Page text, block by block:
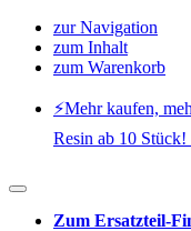
zur Navigation
zum Inhalt
zum Warenkorb
⚡️Mehr kaufen,
Resin ab 10 Stück!
Zum Ersatzteil-